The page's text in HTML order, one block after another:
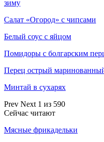
зиму
Салат «Огород» с чипсами
Белый соус с яйцом
Помидоры с болгарским
Перец острый
Минтай в сухарях
Prev Next 1 из 590
Сейчас читают
Мясные фрикадельки